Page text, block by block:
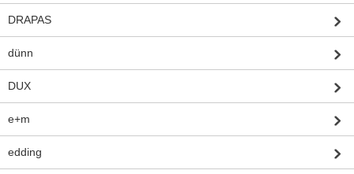
DRAPAS
dünn
DUX
e+m
edding